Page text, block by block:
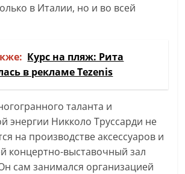
в Италии, но и во всей
Курс на пляж: Рита
в рекламе Tezenis
таланта и
энергии Никколо Труссарди не
на производстве аксессуаров и
концертно-выставочный зал
сам занимался организацией